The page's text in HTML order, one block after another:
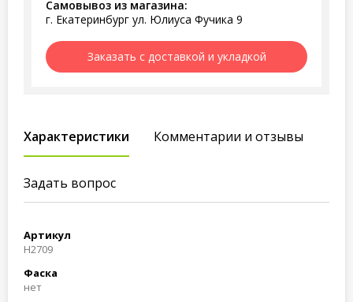
Самовывоз из магазина:
г. Екатеринбург ул. Юлиуса Фучика 9
Заказать с доставкой и укладкой
Характеристики Комментарии и отзывы
Задать вопрос
Артикул
H2709
Фаска
нет